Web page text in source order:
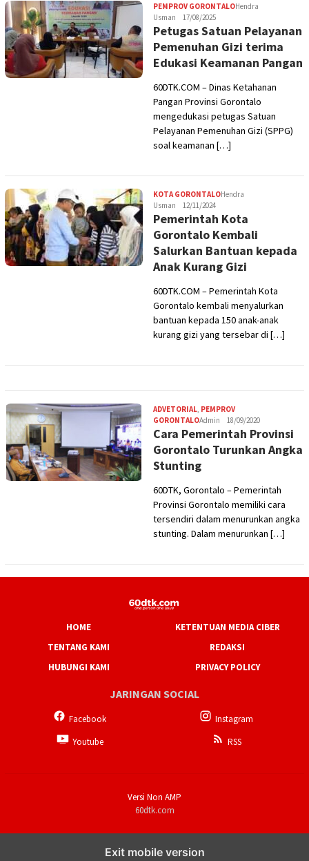
PEMPROV GORONTALOHendra
Usman
17/08/2025
Petugas Satuan Pelayanan
Pemenuhan Gizi terima
Edukasi Keamanan Pangan
60DTK.COM – Dinas Ketahanan
Pangan Provinsi Gorontalo
mengedukasi petugas Satuan
Pelayanan Pemenuhan Gizi (SPPG)
soal keamanan […]
KOTA GORONTALOHendra
Usman
12/11/2024
Pemerintah Kota
Gorontalo Kembali
Salurkan Bantuan kepada
Anak Kurang Gizi
60DTK.COM – Pemerintah Kota
Gorontalo kembali menyalurkan
bantuan kepada 150 anak-anak
kurang gizi yang tersebar di […]
ADVETORIAL, PEMPROV
GORONTALOAdmin 18/09/2020
Cara Pemerintah Provinsi
Gorontalo Turunkan Angka
Stunting
60DTK, Gorontalo – Pemerintah
Provinsi Gorontalo memiliki cara
tersendiri dalam menurunkan angka
stunting. Dalam menurunkan […]
HOME
KETENTUAN MEDIA CIBER
TENTANG KAMI
REDAKSI
HUBUNGI KAMI
PRIVACY POLICY
JARINGAN SOCIAL
Facebook
Instagram
Youtube
RSS
Versi Non AMP
60dtk.com
Exit mobile version